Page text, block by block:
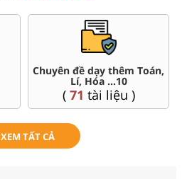
Chuyên đề dạy thêm Toán,
Lí, Hóa ...10
( 71 tài liệu )
XEM TẤT CẢ